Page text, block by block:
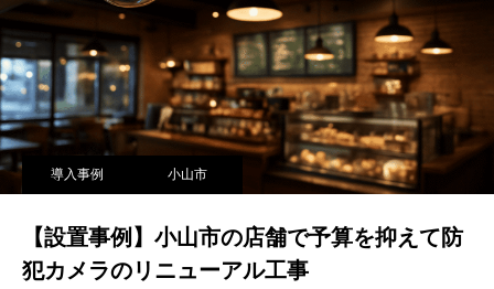
導入事例 小山市
【設置事例】小山市の店舗で予算を抑えて防
犯カメラのリニューアル工事